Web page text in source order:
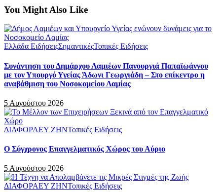
You Might Also Like
Ελλάδα ΕιδήσειςΣημαντικέςΤοπικές Ειδήσεις
Συνάντηση του Δημάρχου Λαμιέων Πανουργιά Παπαϊωάννου
με τον Υπουργό Υγείας Άδωνι Γεωργιάδη – Στο επίκεντρο η
αναβάθμιση του Νοσοκομείου Λαμίας
5 Αυγούστου 2026
ΔΙΑΦΟΡΑΕΥ ΖΗΝΤοπικές Ειδήσεις
Ο Σύγχρονος Επαγγελματικός Χώρος του Αύριο
5 Αυγούστου 2026
ΔΙΑΦΟΡΑΕΥ ΖΗΝΤοπικές Ειδήσεις